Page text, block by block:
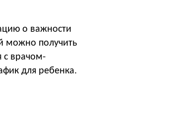
о важности
можно получить
с врачом-
для ребенка.